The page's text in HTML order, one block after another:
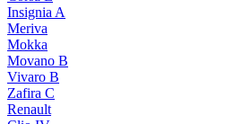
Insignia A
Meriva
Mokka
Movano B
Vivaro B
Zafira C
Renault